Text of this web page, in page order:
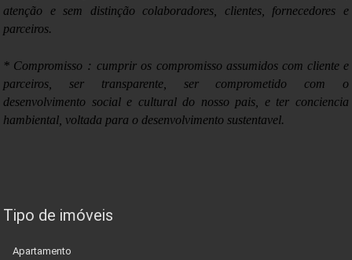
atenção e sem distinção colaboradores, clientes, fornecedores e
parceiros.
* Compromisso : cumprir os compromisso assumidos com cliente e
parceiros, ser transparente, ser comprometido com o
desenvolvimento social e cultural do nosso pais, e ter conciencia
hambiental, voltada para o desenvolvimento sustentavel.
Tipo de imóveis
Apartamento